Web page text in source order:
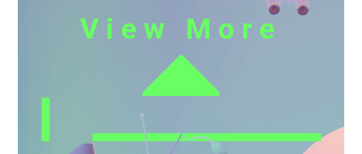
View More